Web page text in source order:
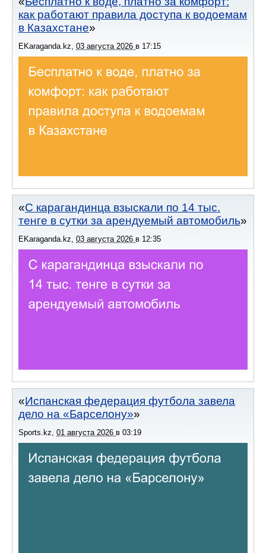
как работают правила доступа к водоемам
в Казахстане
EKaraganda.kz 03 августа 2026 в 17:15
С карагандинца взыскали по 14 тыс.
тенге в сутки за арендуемый автомобиль
EKaraganda.kz, 03 августа 2026 в 12:35
Испанская федерация футбола завела
дело на «Барселону»
Sports.kz, 01 августа 2026 в 03:19